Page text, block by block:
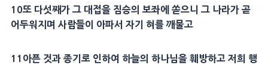
10또 다섯째가 그 대접을 짐승의 보좌에 쏟으니 그 나라가 곧
어두워지며 사람들이 아파서 자기 혀를 깨물고
11 아픈 것과 종기 로 인하여 하늘의 하나님을 훼방하고 저희 행